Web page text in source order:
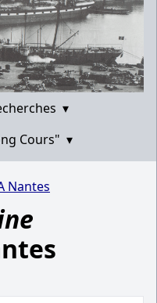
▾
Cours" ▾
Nantes